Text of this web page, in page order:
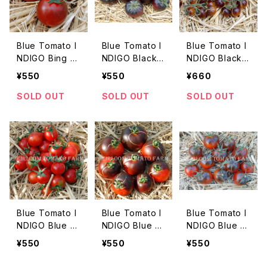
Blue Tomato I
NDIGO Bing C
herry ブルート
ビング・チェリー
¥550
SOLD OUT
Blue Tomato I
NDIGO Black
Beauty ブルー
ゴ・ブラック・ビュ
品種
¥550
SOLD OUT
Blue Tomato I
NDIGO Black
Zebra Cherry
ト・ブラック・ゼブ
種
¥660
SOLD OUT
Blue Tomato I
NDIGO Blue A
ngel ブルートマ
¥550
Blue Tomato I
NDIGO Blue B
ayou ブルート
¥550
Blue Tomato I
NDIGO Blue C
hocolate ブル
¥550